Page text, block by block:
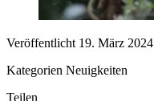
Veröffentlicht 19. März 2024
Kategorien Neuigkeiten
Teilen